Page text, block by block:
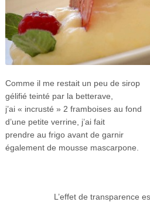
Comme il me restait un peu de sirop
gélifié teinté par la betterave,
j’ai « incrusté » 2 framboises au fond
d’une petite verrine, j’ai fait
prendre au frigo avant de garnir
également de mousse mascarpone.
L’effet de transparence